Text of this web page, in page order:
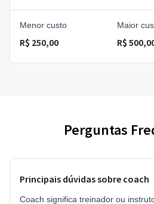
Menor custo
R$ 250,00
Maior
R$
Perguntas
Principais dúvidas sobre coach
Coach significa treinador ou